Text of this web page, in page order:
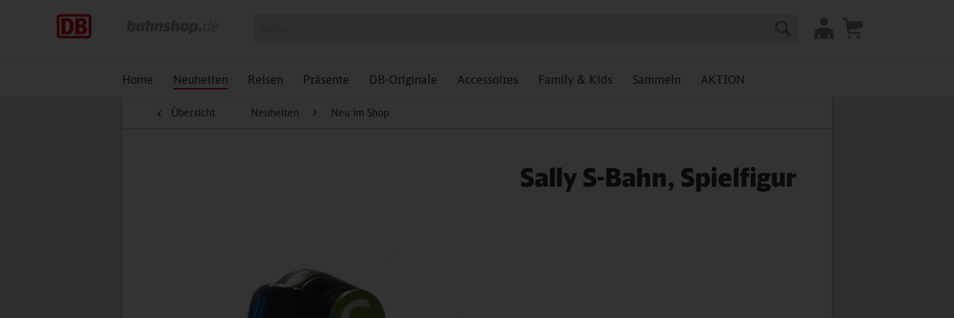
Home Neuheiten Reisen Präsente DB-Originale Accessoires Family & Kids Sammeln AKTION
Übersicht Neuheiten Neu im Shop
Sally S-Bahn, Spielfigur